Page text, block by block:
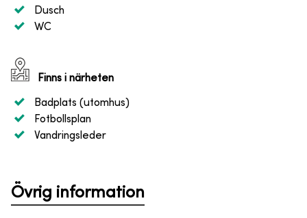
Dusch
WC
Finns i närheten
Badplats (utomhus)
Fotbollsplan
Vandringsleder
Övrig information